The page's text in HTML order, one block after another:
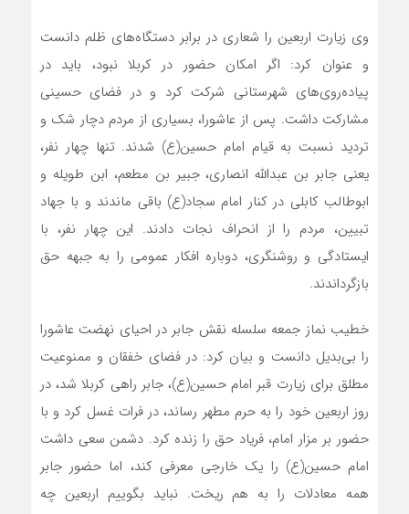
وی زیارت اربعین را شعاری در برابر دستگاه‌های ظلم دانست
و عنوان کرد: اگر امکان حضور در کربلا نبود، باید در
پیاده‌روی‌های شهرستانی شرکت کرد و در فضای حسینی
مشارکت داشت. پس از عاشورا، بسیاری از مردم دچار شک و
تردید نسبت به قیام امام حسین(ع) شدند. تنها چهار نفر،
یعنی جابر بن عبدالله انصاری، جبیر بن مطعم، ابن طویله و
ابوطالب کابلی در کنار امام سجاد(ع) باقی ماندند و با جهاد
تبیین، مردم را از انحراف نجات دادند. این چهار نفر، با
ایستادگی و روشنگری، دوباره افکار عمومی را به جبهه حق
بازگرداندند.
خطیب نماز جمعه سلسله نقش جابر در احیای نهضت عاشورا
را بی‌بدیل دانست و بیان کرد: در فضای خفقان و ممنوعیت
مطلق برای زیارت قبر امام حسین(ع)، جابر راهی کربلا شد، در
روز اربعین خود را به حرم مطهر رساند، در فرات غسل کرد و با
حضور بر مزار امام، فریاد حق را زنده کرد. دشمن سعی داشت
امام حسین(ع) را یک خارجی معرفی کند، اما حضور جابر
همه معادلات را به هم ریخت. نباید بگوییم اربعین چه